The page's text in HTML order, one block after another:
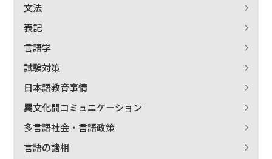
文法
表記
言語学
試験対策
日本語教育事情
異文化間コミュニケーション
多言語社会・言語政策
言語の諸相